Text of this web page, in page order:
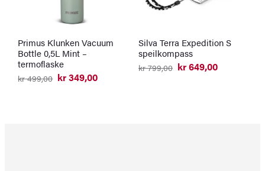
Primus Klunken Vacuum
Bottle 0,5L Mint –
termoflaske
kr499,00
Opprinnelig
kr349,00
Nåværende
Silva Terra Expedition S
speilkompass
kr799,00
Opprinnelig
kr649,00
Nåværende